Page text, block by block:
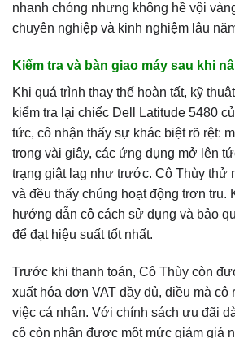
nhanh chóng nhưng không hề vội
chuyên nghiệp và kinh nghiệm lâu
Kiểm tra và bàn giao máy sau khi
Khi quá trình thay thế hoàn tất, kỹ
kiểm tra lại chiếc Dell Latitude 5480
tức, cô nhận thấy sự khác biệt rõ rệt:
trong vài giây, các ứng dụng mở lên
trạng giật lag như trước. Cô Thùy thử
và đều thấy chúng hoạt động trơn tru.
hướng dẫn cô cách sử dụng và bảo
để đạt hiệu suất tốt nhất.
Trước khi thanh toán, Cô Thùy còn
xuất hóa đơn VAT đầy đủ, điều mà cô
việc cá nhân. Với chính sách ưu đãi
cô còn nhận được một mức giảm giá